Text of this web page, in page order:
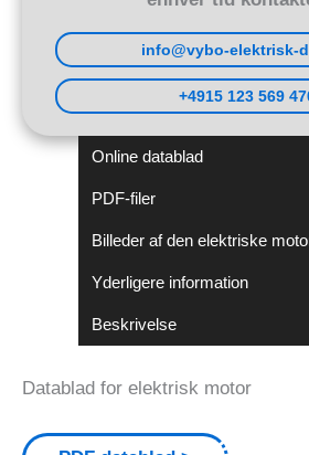
info@vybo-elektrisk-
+4915 123 569
Online datablad
PDF-filer
Billeder af den elektriske
Yderligere information
Beskrivelse
Datablad for elektrisk motor